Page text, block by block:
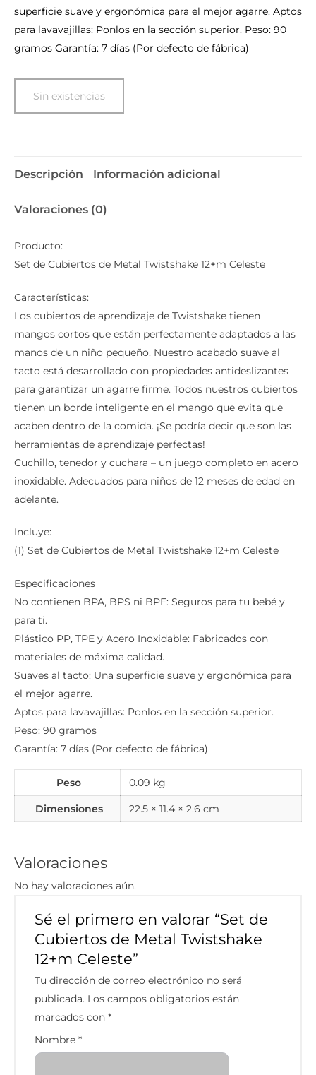
superficie suave y ergonómica para el mejor agarre. Aptos
para lavavajillas: Ponlos en la sección superior. Peso: 90
gramos Garantía: 7 días (Por defecto de fábrica)
Sin existencias
Descripción Información adicional
Valoraciones (0)
Producto:
Set de Cubiertos de Metal Twistshake 12+m Celeste
Características:
Los cubiertos de aprendizaje de Twistshake tienen
mangos cortos que están perfectamente adaptados a las
manos de un niño pequeño. Nuestro acabado suave al
tacto está desarrollado con propiedades antideslizantes
para garantizar un agarre firme. Todos nuestros cubiertos
tienen un borde inteligente en el mango que evita que
acaben dentro de la comida. ¡Se podría decir que son las
herramientas de aprendizaje perfectas!
Cuchillo, tenedor y cuchara – un juego completo en acero
inoxidable. Adecuados para niños de 12 meses de edad en
adelante.
Incluye:
(1) Set de Cubiertos de Metal Twistshake 12+m Celeste
Especificaciones
No contienen BPA, BPS ni BPF: Seguros para tu bebé y
para ti.
Plástico PP, TPE y Acero Inoxidable: Fabricados con
materiales de máxima calidad.
Suaves al tacto: Una superficie suave y ergonómica para
el mejor agarre.
Aptos para lavavajillas: Ponlos en la sección superior.
Peso: 90 gramos
Garantía: 7 días (Por defecto de fábrica)
Peso 0.09 kg
Dimensiones 22.5 × 11.4 × 2.6 cm
Valoraciones
No hay valoraciones aún.
Sé el primero en valorar “Set de
Cubiertos de Metal Twistshake
12+m Celeste”
Tu dirección de correo electrónico no será
publicada. Los campos obligatorios están
marcados con*
Nombre*